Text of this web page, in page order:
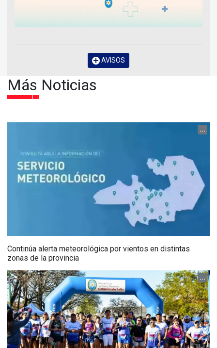
AVISOS
Más Noticias
...
Continúa alerta meteorológica por vientos en distintas
zonas de la provincia
...